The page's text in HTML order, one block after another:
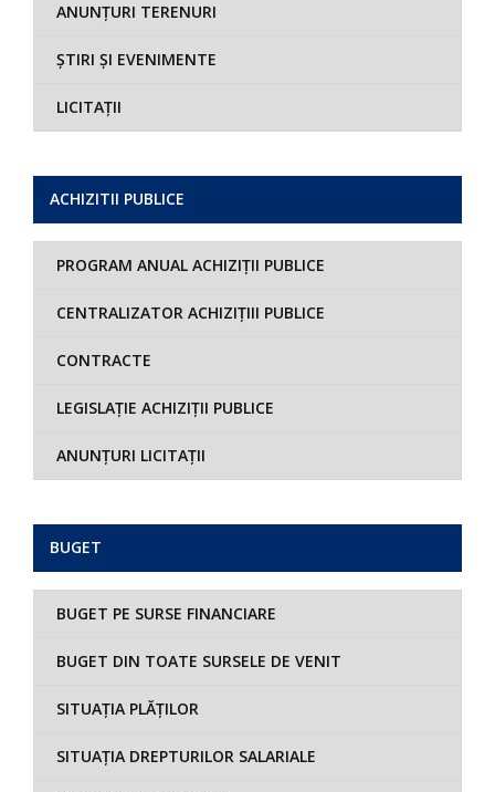
ANUNȚURI TERENURI
ȘTIRI ȘI EVENIMENTE
LICITAȚII
ACHIZITII PUBLICE
PROGRAM ANUAL ACHIZIȚII PUBLICE
CENTRALIZATOR ACHIZIȚIII PUBLICE
CONTRACTE
LEGISLAȚIE ACHIZIȚII PUBLICE
ANUNȚURI LICITAȚII
BUGET
BUGET PE SURSE FINANCIARE
BUGET DIN TOATE SURSELE DE VENIT
SITUAȚIA PLĂȚILOR
SITUAȚIA DREPTURILOR SALARIALE